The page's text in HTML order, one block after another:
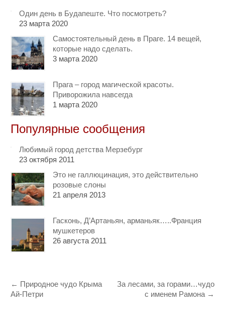
Один день в Будапеште. Что посмотреть?
23 марта 2020
Самостоятельный день в Праге. 14 вещей,
которые надо сделать.
3 марта 2020
Прага – город магической красоты.
Приворожила навсегда
1 марта 2020
Популярные сообщения
Любимый город детства Мерзебург
23 октября 2011
Это не галлюцинация, это действительно
розовые слоны
21 апреля 2013
Гасконь, Д’Артаньян, арманьяк…..Франция
мушкетеров
26 августа 2011
← Природное чудо Крыма
Ай-Петри
За лесами, за горами…чудо
с именем Рамона →